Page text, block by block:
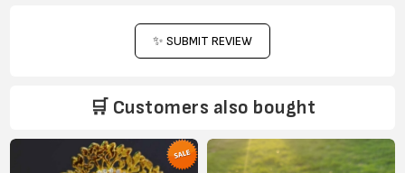
✨ SUBMIT REVIEW
🛒 Customers also bought